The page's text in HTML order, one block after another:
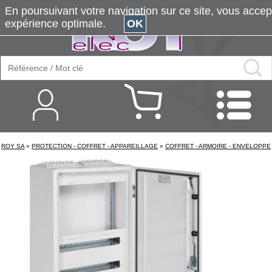
ROY SA » PROTECTION - COFFRET - APPAREILLAGE » COFFRET - ARMOIRE - ENVELOPPE
En poursuivant votre navigation sur ce site, vous
expérience optimale.
OK